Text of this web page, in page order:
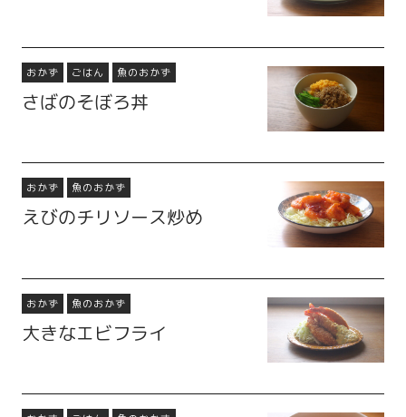
おかず ごはん 魚のおかず
さばのそぼろ丼
おかず 魚のおかず
えびのチリソース炒め
おかず 魚のおかず
大きなエビフライ